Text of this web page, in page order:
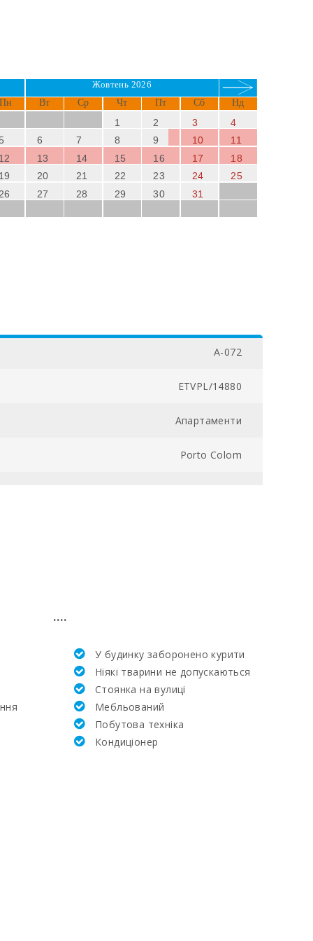
Жовтень 2026
Пн Вт Ср Чт Пт Сб Нд
1 2 3
4
5
6 7 8 9 10
11
12
13 14 15 16 17
18
19
20 21 22 23 24
25
26
27 28 29 30 31
A-072
ETVPL/14880
Апартаменти
Porto Colom
90
....
У будинку заборонено курити
Ніякі тварини не допускаються
Стоянка на вулиці
Мебльований
Побутова техніка
Кондиціонер